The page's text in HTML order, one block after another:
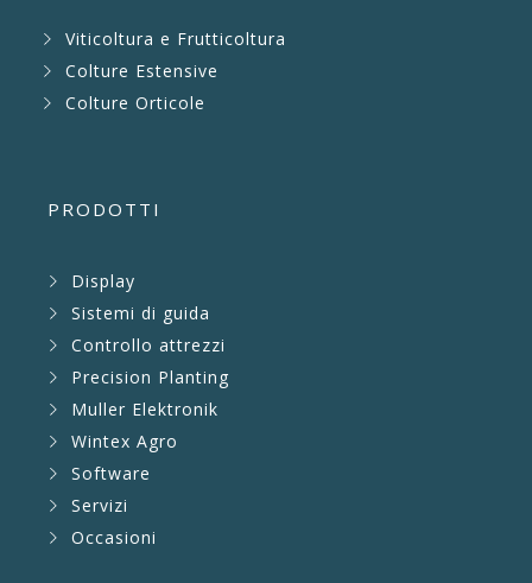
Viticoltura e Frutticoltura
Colture Estensive
Colture Orticole
PRODOTTI
Display
Sistemi di guida
Controllo attrezzi
Precision Planting
Muller Elektronik
Wintex Agro
Software
Servizi
Occasioni